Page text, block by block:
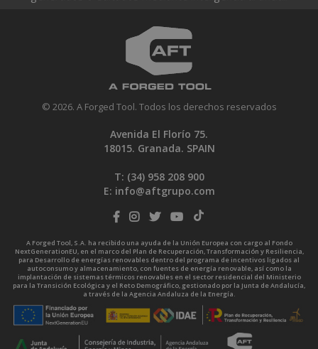
© 2026. A Forged Tool. Todos los derechos reservados
Avenida El Florío 75.
18015. Granada. SPAIN
T: (34) 958 208 900
E: info@aftgrupo.com
A Forged Tool, S.A. ha recibido una ayuda de la Unión Europea con cargo al Fondo
NextGenerationEU, en el marco del Plan de Recuperación, Transformación y Resiliencia,
para Desarrollo de energías renovables dentro del programa de incentivos ligados al
autoconsumo y almacenamiento, con fuentes de energía renovable, así como la
implantación de sistemas térmicos renovables en el sector residencial del Ministerio
para la Transición Ecológica y el Reto Demográfico, gestionado por la Junta de Andalucía,
a través de la Agencia Andaluza de la Energía.